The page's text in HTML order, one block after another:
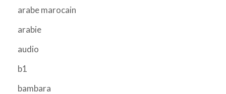
arabe marocain
arabie
audio
b1
bambara